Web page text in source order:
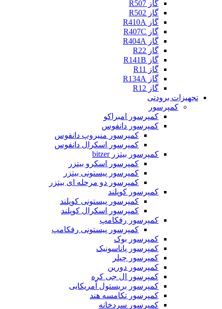
گاز R507
گاز R502
گاز R410A
گاز R407C
گاز R404A
گاز R22
گاز R141B
گاز R11
گاز R134A
گاز R12
تجهیزات برودتی
کمپرسور
کمپرسور امبراکو
کمپرسور دانفوس
کمپرسور منیروپ دانفوس
کمپرسور اسکرال دانفوس
کمپرسور بیتزر bitzer
کمپرسور اسکرو بیتزر
کمپرسور پیستونی بیتزر
کمپرسور دو مرحله ای بیتزر
کمپرسور کوپلند
کمپرسور پیستونی کوپلند
کمپرسور اسکرال کوپلند
کمپرسور رفکامپ
کمپرسور پیستونی رفکامپ
کمپرسور بوک
کمپرسور پاناسونیک
کمپرسور چیلر
کمپرسور دورین
کمپرسور ال جی کره
کمپرسور بریستول آمریکایی
کمپرسور تکامسه هند
‌کمپرسور سردخانه